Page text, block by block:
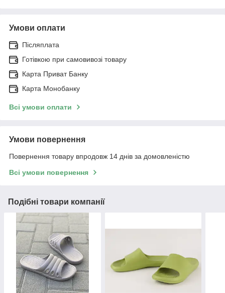
Умови оплати
Післяплата
Готівкою при самовивозі товару
Карта Приват Банку
Карта Монобанку
Всі умови оплати
Умови повернення
Повернення товару впродовж 14 днів за домовленістю
Всі умови повернення
Подібні товари компанії